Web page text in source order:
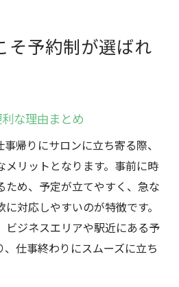
そ予約制が選ばれ
な理由まとめ
帰りにサロンに立ち寄る際、
メリットとなります。事前に時
ため、予定が立てやすく、急な
対応しやすいのが特徴です。
ビジネスエリアや駅近にある予
仕事終わりにスムーズに立ち